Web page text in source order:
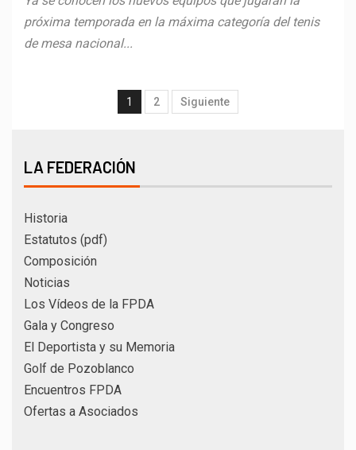
próxima temporada en la máxima categoría del tenis
de mesa nacional...
1 2 Siguiente
LA FEDERACIÓN
Historia
Estatutos (pdf)
Composición
Noticias
Los Vídeos de la FPDA
Gala y Congreso
El Deportista y su Memoria
Golf de Pozoblanco
Encuentros FPDA
Ofertas a Asociados